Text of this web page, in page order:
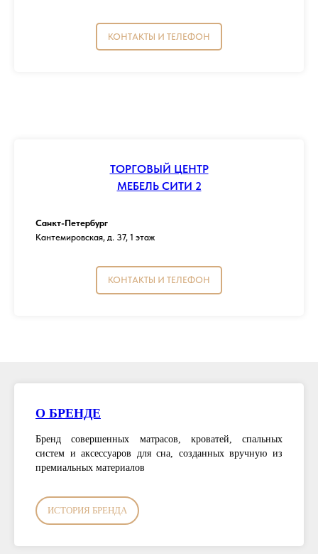
КОНТАКТЫ И ТЕЛЕФОН
ТОРГОВЫЙ ЦЕНТР
МЕБЕЛЬ СИТИ 2
Санкт-Петербург
Кантемировская, д. 37, 1 этаж
КОНТАКТЫ И ТЕЛЕФОН
О БРЕНДЕ
Бренд совершенных матрасов, кроватей, спальных
систем и аксессуаров для сна, созданных вручную из
премиальных материалов
ИСТОРИЯ БРЕНДА